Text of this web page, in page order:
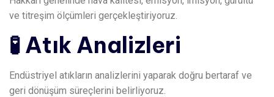
ve titreşim ölçümleri gerçekleştiriyoruz.
🧪 Atık Analizleri
Endüstriyel atıkların analizlerini yaparak doğru bertaraf ve
geri dönüşüm süreçlerini belirliyoruz.